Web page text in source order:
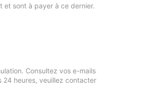
et sont à payer à ce dernier.
Consultez vos e-mails
24 heures, veuillez contacter